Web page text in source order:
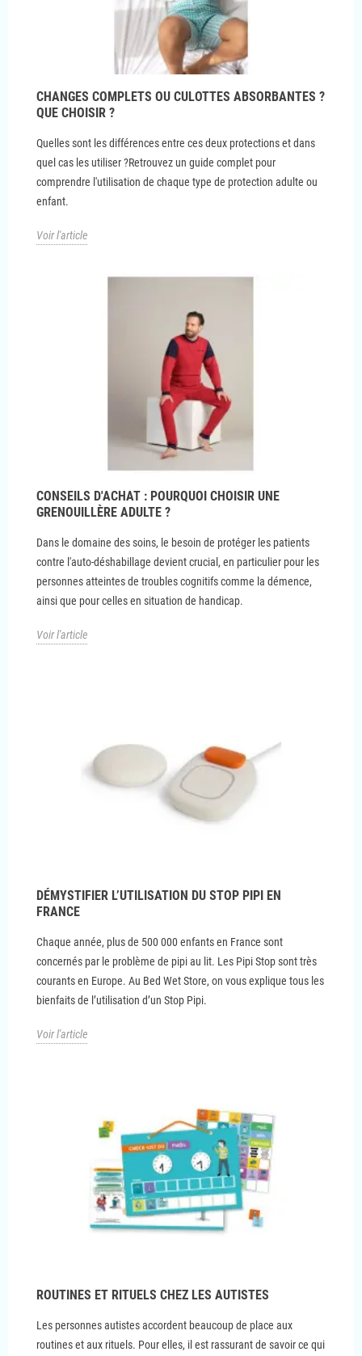
CHANGES COMPLETS OU CULOTTES ABSORBANTES ?
QUE CHOISIR ?
Quelles sont les différences entre ces deux protections et dans
quel cas les utiliser ?Retrouvez un guide complet pour
comprendre l'utilisation de chaque type de protection adulte ou
enfant.
Voir l'article
CONSEILS D'ACHAT : POURQUOI CHOISIR UNE
GRENOUILLÈRE ADULTE ?
Dans le domaine des soins, le besoin de protéger les patients
contre l'auto-déshabillage devient crucial, en particulier pour les
personnes atteintes de troubles cognitifs comme la démence,
ainsi que pour celles en situation de handicap.
Voir l'article
DÉMYSTIFIER L’UTILISATION DU STOP PIPI EN
FRANCE
Chaque année, plus de 500 000 enfants en France sont
concernés par le problème de pipi au lit. Les Pipi Stop sont très
courants en Europe. Au Bed Wet Store, on vous explique tous les
bienfaits de l’utilisation d’un Stop Pipi.
Voir l'article
ROUTINES ET RITUELS CHEZ LES AUTISTES
Les personnes autistes accordent beaucoup de place aux
routines et aux rituels. Pour elles, il est rassurant de savoir ce qui